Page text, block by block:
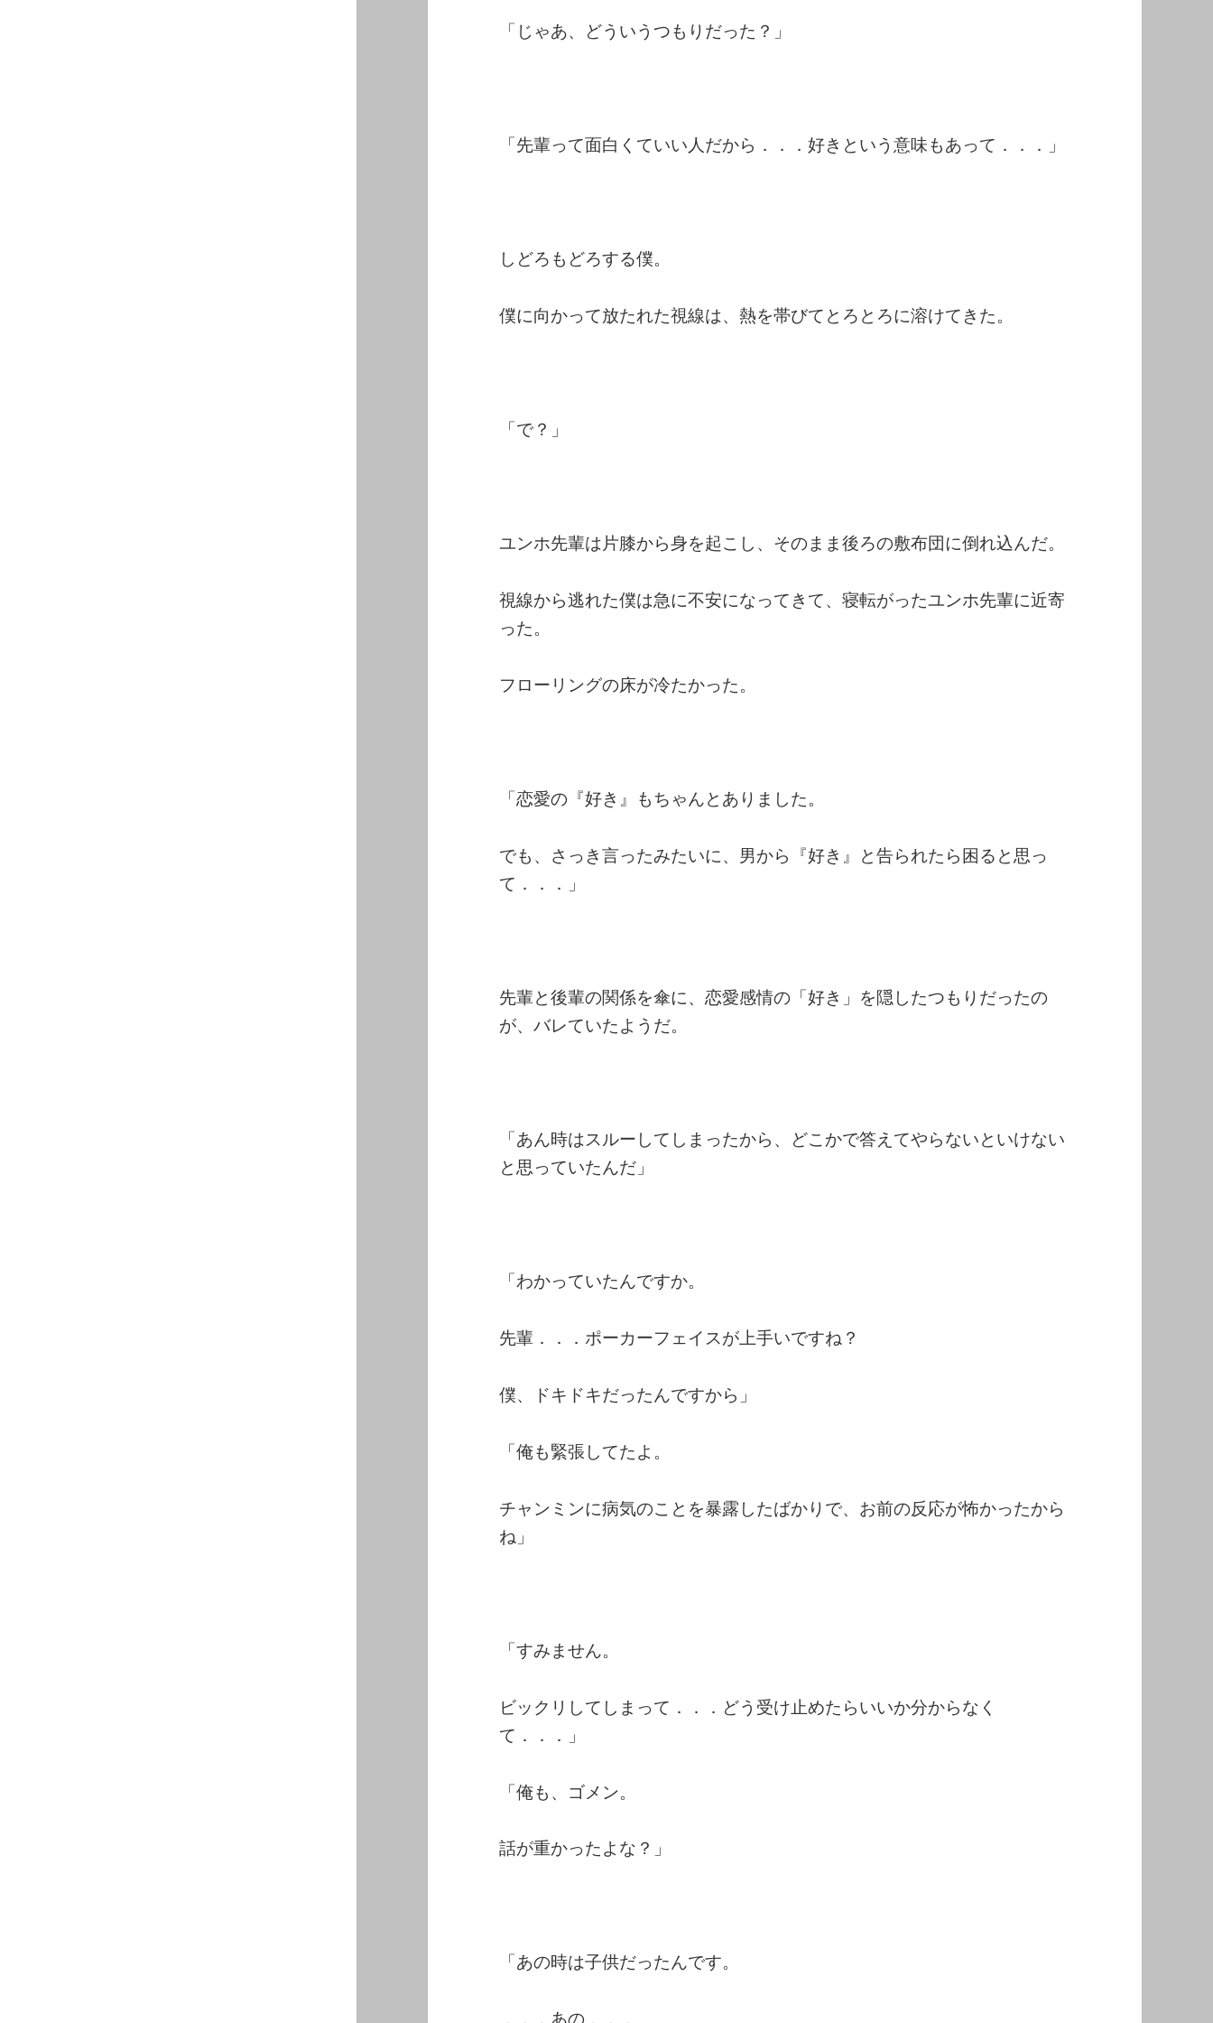
「じゃあ、どういうつもりだった？」
「先輩って面白くていい人だから．．．好きという意味もあって．．．」
しどろもどろする僕。
僕に向かって放たれた視線は、熱を帯びてとろとろに溶けてきた。
「で？」
ユンホ先輩は片膝から身を起こし、そのまま後ろの敷布団に倒れ込んだ。
視線から逃れた僕は急に不安になってきて、寝転がったユンホ先輩に近寄
った。
フローリングの床が冷たかった。
「恋愛の『好き』もちゃんとありました。
でも、さっき言ったみたいに、男から『好き』と告られたら困ると思っ
て．．．」
先輩と後輩の関係を傘に、恋愛感情の「好き」を隠したつもりだったの
が、バレていたようだ。
「あん時はスルーしてしまったから、どこかで答えてやらないといけない
と思っていたんだ」
「わかっていたんですか。
先輩．．．ポーカーフェイスが上手いですね？
僕、ドキドキだったんですから」
「俺も緊張してたよ。
チャンミンに病気のことを暴露したばかりで、お前の反応が怖かったから
ね」
「すみません。
ビックリしてしまって．．．どう受け止めたらいいか分からなく
て．．．」
「俺も、ゴメン。
話が重かったよな？」
「あの時は子供だったんです。